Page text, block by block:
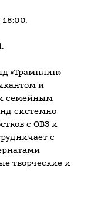
«Трамплин»
и
семейным
системно
с ОВЗ и
с
творческие и